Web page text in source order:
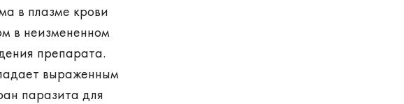
в плазме крови
в неизмененном
препарата.
выраженным
паразита для